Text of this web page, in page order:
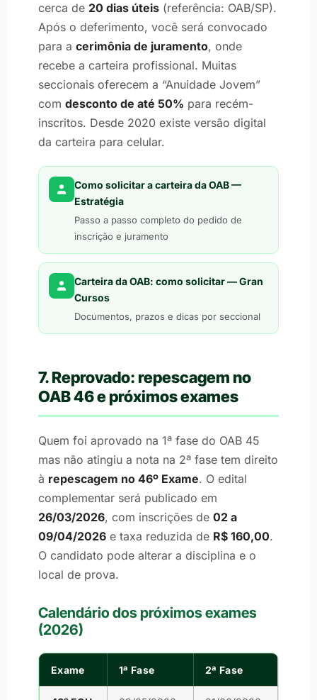
cerca de 20 dias úteis (referência: OAB/SP).
Após o deferimento, você será convocado
para a cerimônia de juramento, onde
recebe a carteira profissional. Muitas
seccionais oferecem a “Anuidade Jovem”
com desconto de até 50% para recém-
inscritos. Desde 2020 existe versão digital
da carteira para celular.
Como solicitar a carteira da OAB —
Estratégia
Passo a passo completo do pedido de
inscrição e juramento
Carteira da OAB: como solicitar — Gran
Cursos
Documentos, prazos e dicas por seccional
7. Reprovado: repescagem no
OAB 46 e próximos exames
Quem foi aprovado na 1ª fase do OAB 45
mas não atingiu a nota na 2ª fase tem direito
à repescagem no 46º Exame. O edital
complementar será publicado em
26/03/2026, com inscrições de 02 a
09/04/2026 e taxa reduzida de R$ 160,00.
O candidato pode alterar a disciplina e o
local de prova.
Calendário dos próximos exames
(2026)
Exame 1ª Fase 2ª Fase